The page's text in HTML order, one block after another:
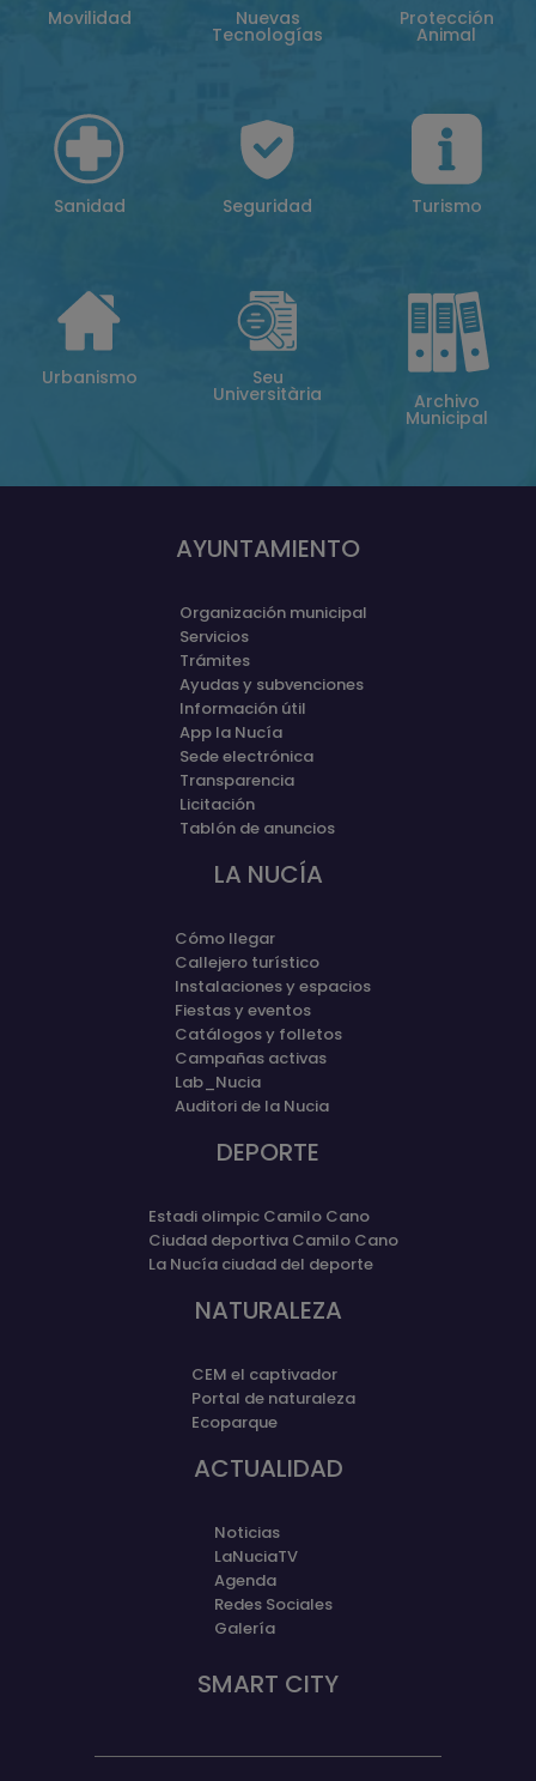
Movilidad Nuevas
Tecnologías
Protección
Animal
Sanidad Seguridad Turismo
Urbanismo Seu
Universitària Archivo
Municipal
AYUNTAMIENTO
Organización municipal
Servicios
Trámites
Ayudas y subvenciones
Información útil
App la Nucía
Sede electrónica
Transparencia
Licitación
Tablón de anuncios
LA NUCÍA
Cómo llegar
Callejero turístico
Instalaciones y espacios
Fiestas y eventos
Catálogos y folletos
Campañas activas
Lab_Nucia
Auditori de la Nucia
DEPORTE
Estadi olimpic Camilo Cano
Ciudad deportiva Camilo Cano
La Nucía ciudad del deporte
NATURALEZA
CEM el captivador
Portal de naturaleza
Ecoparque
ACTUALIDAD
Noticias
LaNuciaTV
Agenda
Redes Sociales
Galería
SMART CITY